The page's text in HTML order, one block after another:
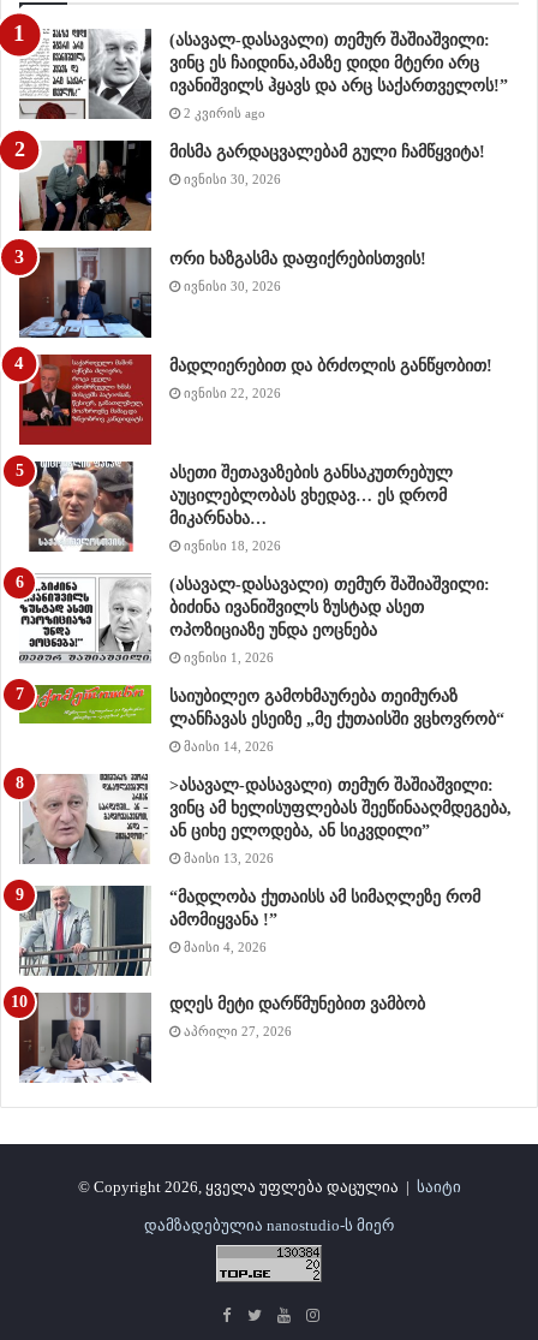
(ასავალ-დასავალი) თემურ შაშიაშვილი:
ვინც ეს ჩაიდინა,ამაზე დიდი მტერი არც
ივანიშვილს ჰყავს და არც საქართველოს!”
2 კვირის ago
მისმა გარდაცვალებამ გული ჩამწყვიტა!
ივნისი 30, 2026
ორი ხაზგასმა დაფიქრებისთვის!
ივნისი 30, 2026
მადლიერებით და ბრძოლის განწყობით!
ივნისი 22, 2026
ასეთი შეთავაზების განსაკუთრებულ
აუცილებლობას ვხედავ… ეს დრომ
მიკარნახა…
ივნისი 18, 2026
(ასავალ-დასავალი) თემურ შაშიაშვილი:
ბიძინა ივანიშვილს ზუსტად ასეთ
ოპოზიციაზე უნდა ეოცნება
ივნისი 1, 2026
საიუბილეო გამოხმაურება თეიმურაზ
ლანჩავას ესეიზე „მე ქუთაისში ვცხოვრობ“
მაისი 14, 2026
>ასავალ-დასავალი) თემურ შაშიაშვილი:
ვინც ამ ხელისუფლებას შეეწინააღმდეგება,
ან ციხე ელოდება, ან სიკვდილი”
მაისი 13, 2026
“მადლობა ქუთაისს ამ სიმაღლეზე რომ
ამომიყვანა !”
მაისი 4, 2026
დღეს მეტი დარწმუნებით ვამბობ
აპრილი 27, 2026
© Copyright 2026, ყველა უფლება დაცულია | საიტი
დამზადებულია nanostudio-ს მიერ